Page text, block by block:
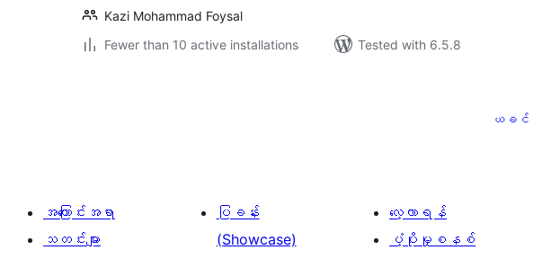
Kazi Mohammad Foysal
Fewer than 10 active installations
Tested with 6.5.8
ခြင်း
ယခင်
အကြောင်းအရာ
သတင်းများ
ပြခန်း
(Showcase)
လေ့လာရန်
ပံ့ပိုးမှုစနစ်